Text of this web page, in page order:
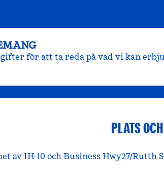
för att ta reda på vad vi kan
PLATS
av IH-10 och Business Hwy27/